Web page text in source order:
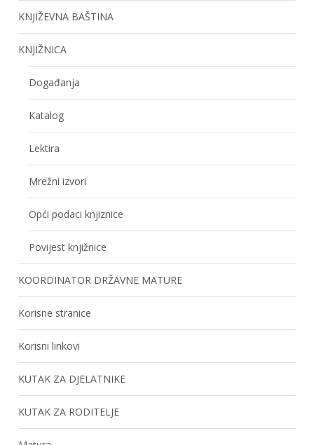
KNJIŽEVNA BAŠTINA
KNJIŽNICA
Događanja
Katalog
Lektira
Mrežni izvori
Opći podaci knjiznice
Povijest knjižnice
KOORDINATOR DRŽAVNE MATURE
Korisne stranice
Korisni linkovi
KUTAK ZA DJELATNIKE
KUTAK ZA RODITELJE